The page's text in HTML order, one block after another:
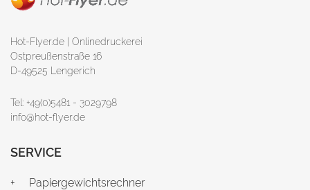
Hot-Flyer.de | Onlinedruckerei
Ostpreußenstraße 16
D-49525 Lengerich
Tel: +49(0)5481 - 3029798
info@hot-flyer.de
SERVICE
Papiergewichtsrechner